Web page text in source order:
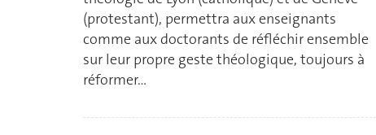
(protestant), permettra aux enseignants
comme aux doctorants de réfléchir ensemble
sur leur propre geste théologique, toujours à
réformer…